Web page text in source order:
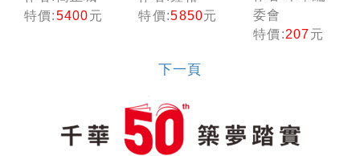
(光碟版函
授)
特價:5400元
授)
特價:5850元
澈底解說
[警察]
委會
特價:207 元
下一頁